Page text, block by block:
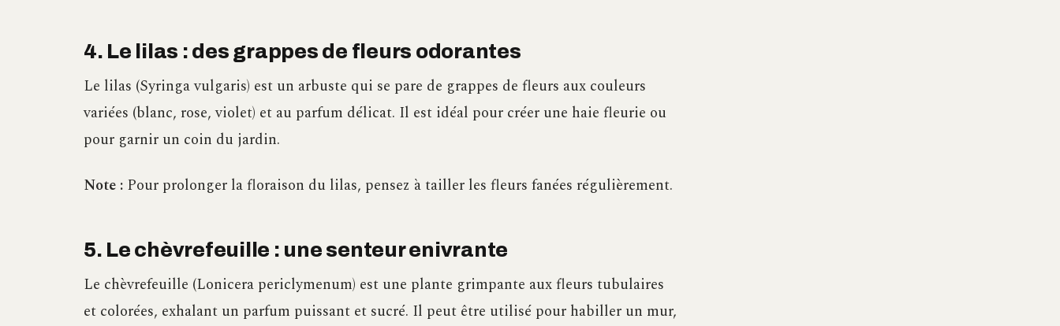
4. Le lilas : des grappes de fleurs odorantes
Le lilas (Syringa vulgaris) est un arbuste qui se pare de grappes de fleurs aux couleurs
variées (blanc, rose, violet) et au parfum délicat. Il est idéal pour créer une haie fleurie ou
pour garnir un coin du jardin.
Note : Pour prolonger la floraison du lilas, pensez à tailler les fleurs fanées régulièrement.
5. Le chèvrefeuille : une senteur enivrante
Le chèvrefeuille (Lonicera periclymenum) est une plante grimpante aux fleurs tubulaires
et colorées, exhalant un parfum puissant et sucré. Il peut être utilisé pour habiller un mur,